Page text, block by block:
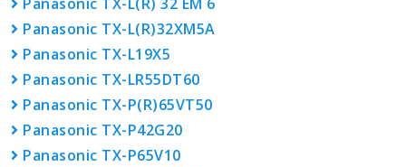
Panasonic TX-L(R)32XM5A
Panasonic TX-L19X5
Panasonic TX-LR55DT60
Panasonic TX-P(R)65VT50
Panasonic TX-P42G20
Panasonic TX-P65V10